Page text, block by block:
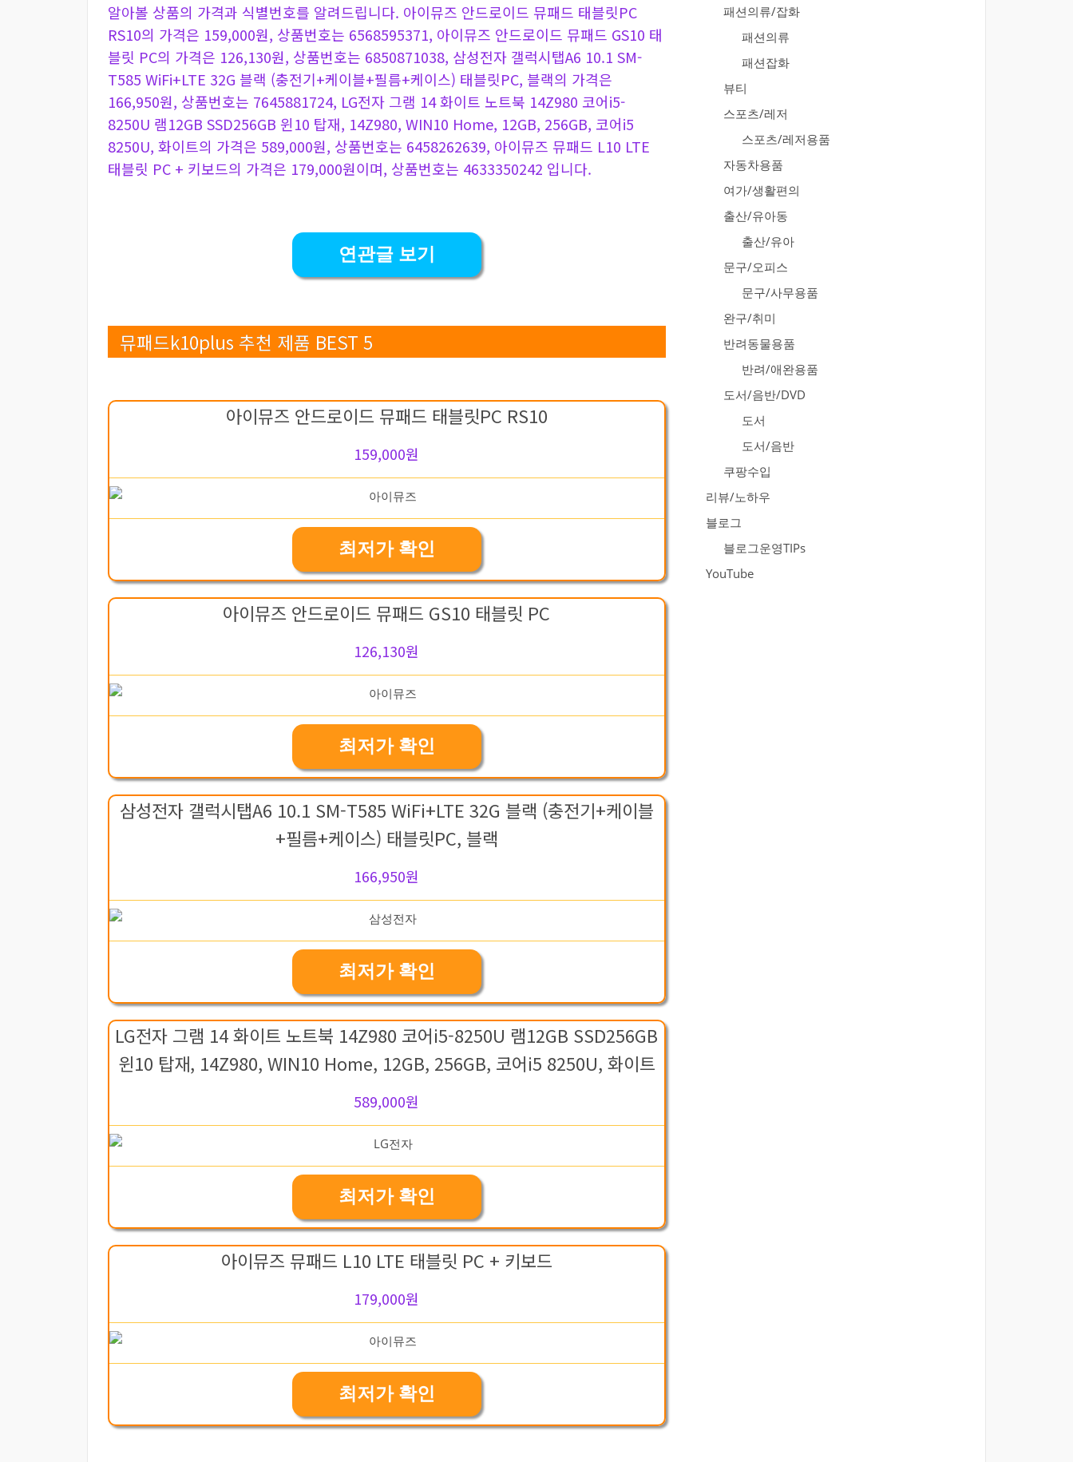
알아볼 상품의 가격과 식별번호를 알려드립니다. 아이뮤즈 안드로이드 뮤패드 태블릿PC
RS10의 가격은 159,000원, 상품번호는 6568595371, 아이뮤즈 안드로이드 뮤패드 GS10 태
블릿 PC의 가격은 126,130원, 상품번호는 6850871038, 삼성전자 갤럭시탭A6 10.1 SM-
T585 WiFi+LTE 32G 블랙 (충전기+케이블+필름+케이스) 태블릿PC, 블랙의 가격은
166,950원, 상품번호는 7645881724, LG전자 그램 14 화이트 노트북 14Z980 코어i5-
8250U 램12GB SSD256GB 윈10 탑재, 14Z980, WIN10 Home, 12GB, 256GB, 코어i5
8250U, 화이트의 가격은 589,000원, 상품번호는 6458262639, 아이뮤즈 뮤패드 L10 LTE
태블릿 PC + 키보드의 가격은 179,000원이며, 상품번호는 4633350242 입니다.
연관글 보기
뮤패드k10plus 추천 제품 BEST 5
아이뮤즈 안드로이드 뮤패드 태블릿PC RS10
159,000원
최저가 확인
아이뮤즈 안드로이드 뮤패드 GS10 태블릿 PC
126,130원
최저가 확인
삼성전자 갤럭시탭A6 10.1 SM-T585 WiFi+LTE 32G 블랙 (충전기+케이블
+필름+케이스) 태블릿PC, 블랙
166,950원
최저가 확인
LG전자 그램 14 화이트 노트북 14Z980 코어i5-8250U 램12GB SSD256GB
윈10 탑재, 14Z980, WIN10 Home, 12GB, 256GB, 코어i5 8250U, 화이트
589,000원
최저가 확인
아이뮤즈 뮤패드 L10 LTE 태블릿 PC + 키보드
179,000원
최저가 확인
패션의류/잡화
패션의류
패션잡화
뷰티
스포츠/레저
스포츠/레저용품
자동차용품
여가/생활편의
출산/유아동
출산/유아
문구/오피스
문구/사무용품
완구/취미
반려동물용품
반려/애완용품
도서/음반/DVD
도서
도서/음반
쿠팡수입
리뷰/노하우
블로그
블로그운영TIPs
YouTube